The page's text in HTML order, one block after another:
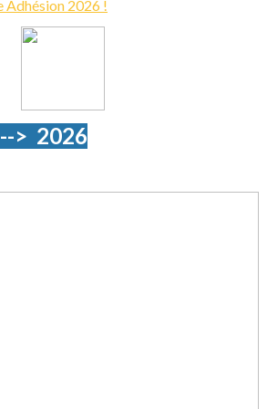
Adhésion 2026 !
> 2026